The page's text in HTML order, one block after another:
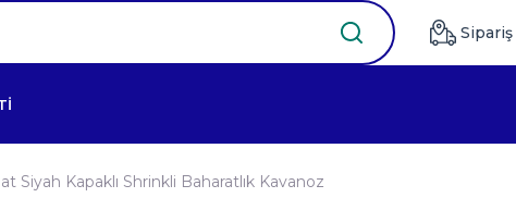
Siyah Kapaklı Shrinkli Baharatlık Kavanoz